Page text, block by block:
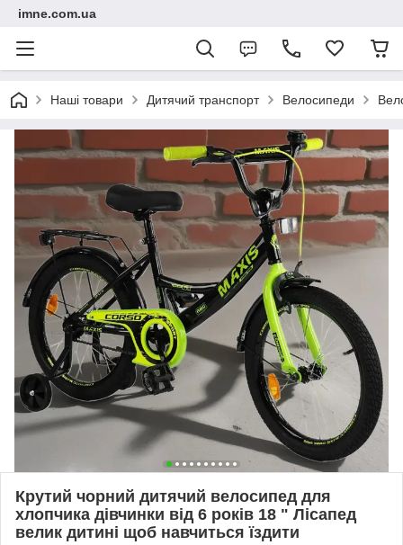
imne.com.ua
Наші товари Дитячий транспорт Велосипеди
Крутий чорний дитячий велосипед для
хлопчика дівчинки від 6 років 18 " Лісапед
велик дитині щоб навчиться їздити